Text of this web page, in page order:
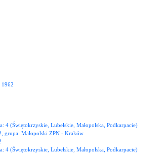
1962
4 (Świętokrzyskie, Lubelskie, Małopolska, Podkarpacie)
grupa: Małopolski ZPN - Kraków
4 (Świętokrzyskie, Lubelskie, Małopolska, Podkarpacie)